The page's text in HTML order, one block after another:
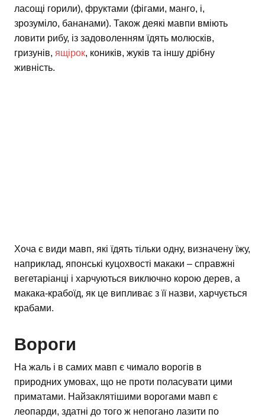
ласощі горили), фруктами (фігами, манго, і,
зрозуміло, бананами). Також деякі мавпи вміють
ловити рибу, із задоволенням їдять молюсків,
гризунів, ящірок, коників, жуків та іншу дрібну
живність.
Хоча є види мавп, які їдять тільки одну, визначену їжу,
наприклад, японські куцохвості макаки – справжні
вегетаріанці і харчуються виключно корою дерев, а
макака-крабоїд, як це випливає з її назви, харчується
крабами.
Вороги
На жаль і в самих мавп є чимало ворогів в
природних умовах, що не проти поласувати цими
приматами. Найзаклятішими ворогами мавп є
леопарди, здатні до того ж непогано лазити по